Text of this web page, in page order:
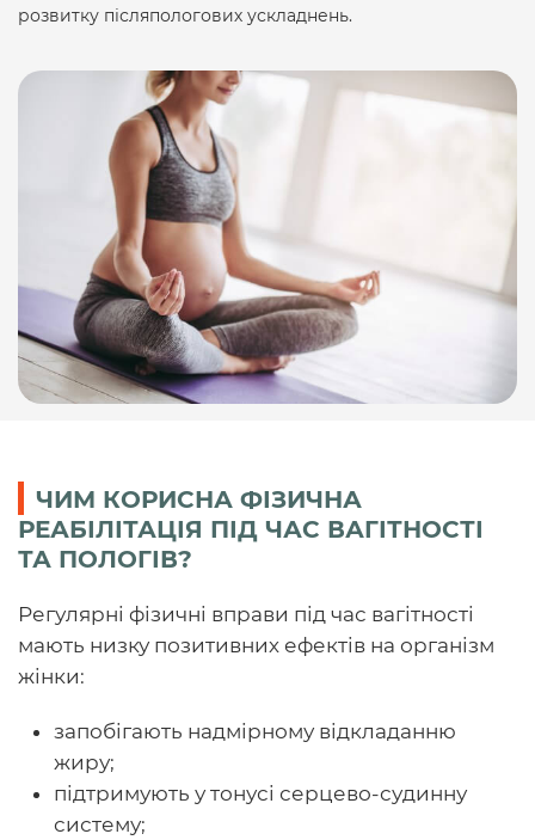
розвитку післяпологових ускладнень.
ЧИМ КОРИСНА ФІЗИЧНА
РЕАБІЛІТАЦІЯ ПІД ЧАС ВАГІТНОСТІ
ТА ПОЛОГІВ?
Регулярні фізичні вправи під час вагітності
мають низку позитивних ефектів на організм
жінки:
запобігають надмірному відкладанню
жиру;
підтримують у тонусі серцево-судинну
систему;